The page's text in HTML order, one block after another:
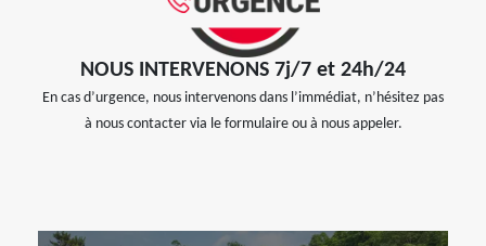
NOUS INTERVENONS 7j/7 et 24h/24
En cas d’urgence, nous intervenons dans l’immédiat, n’hésitez pas
à nous contacter via le formulaire ou à nous appeler.